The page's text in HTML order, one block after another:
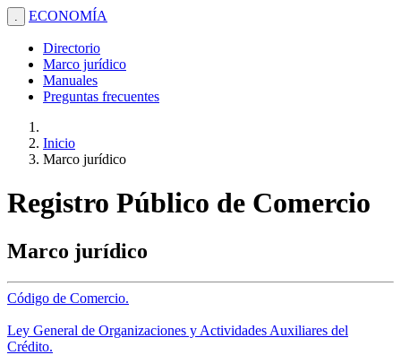
. ECONOMÍA
Directorio
Marco jurídico
Manuales
Preguntas frecuentes
Inicio
Marco jurídico
Registro Público de Comercio
Marco jurídico
Código de Comercio.
Ley General de Organizaciones y Actividades Auxiliares del
Crédito.